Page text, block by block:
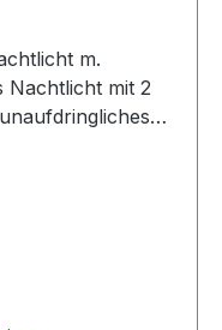
m.
z. B. im Flur oder